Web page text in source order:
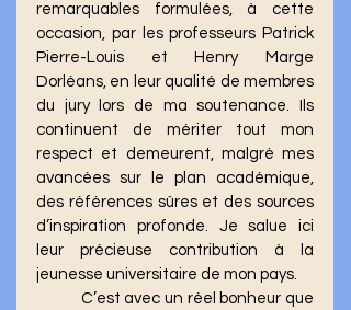
remarquables formulées, à cette
occasion, par les professeurs Patrick
Pierre-Louis et Henry Marge
Dorléans, en leur qualité de membres
du jury lors de ma soutenance. Ils
continuent de mériter tout mon
respect et demeurent, malgré mes
avancées sur le plan académique,
des références sûres et des sources
d’inspiration profonde. Je salue ici
leur précieuse contribution à la
jeunesse universitaire de mon pays.